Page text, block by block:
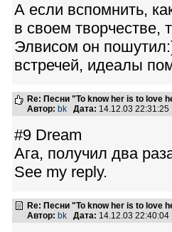
А если вспомнить,
в своем творчестве,
Элвисом он
встречей, идеалы
Re: Песни "To know her is to love
Автор: bk Дата: 14.12.03
#9 Dream
Ага, получил два
See my reply.
Re: Песни "To know her is to love
Автор: bk Дата: 14.12.03